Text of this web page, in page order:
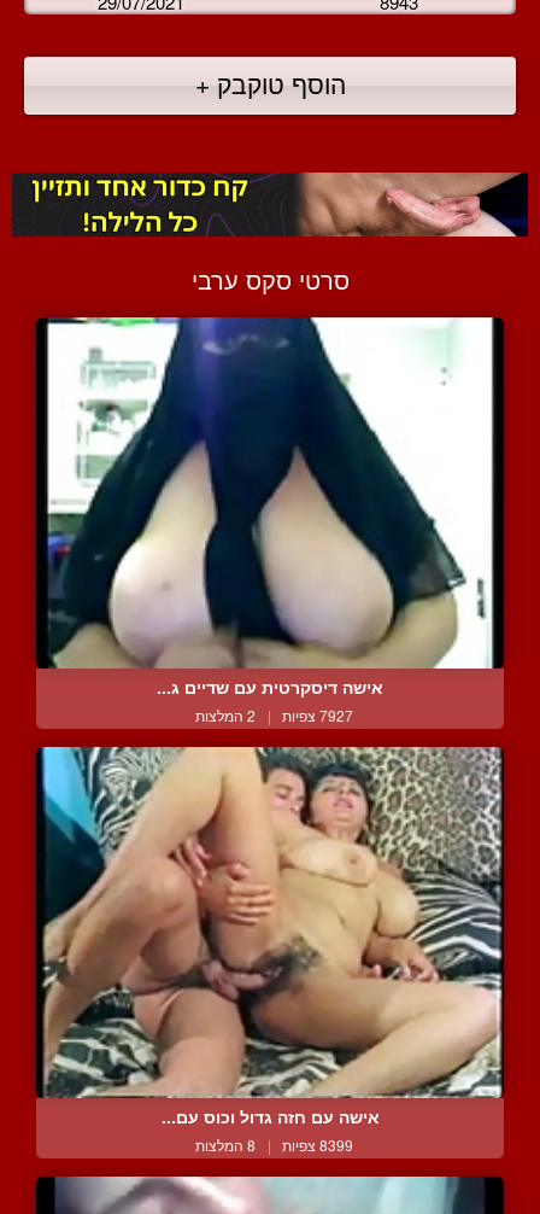
הוסף טוקבק +
סרטי סקס ערבי
אישה דיסקרטית עם שדיים ג...
7927 צפיות | 2 המלצות
אישה עם חזה גדול וכוס עם...
8399 צפיות | 8 המלצות